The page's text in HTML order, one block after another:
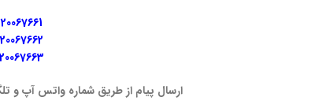
ارسال پیام از طریق شماره واتس آپ و